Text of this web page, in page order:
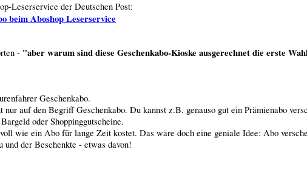
Leserservice der Deutschen Post:
beim Aboshop Leserservice
- "aber warum sind diese Geschenkabo-Kioske ausgerechnet die erste
Geschenkabo.
auf den Begriff Geschenkabo. Du kannst z.B. genauso gut ein Prämienabo
oder Shoppinggutscheine.
wie ein Abo für lange Zeit kostet. Das wäre doch eine geniale Idee: Abo
der Beschenkte - etwas davon!